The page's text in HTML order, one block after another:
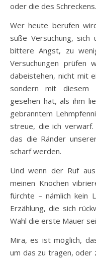
oder die des Schreckens.
Wer heute berufen
süße Versuchung, sich
bittere Angst, zu
Versuchungen prüfen
dabeistehen, nicht mit
sondern mit diesem
gesehen hat, als ihm
gebranntem
streue, die ich
das die Ränder
scharf werden.
Und wenn der Ruf
meinen Knochen
fürchte – nämlich kein
Erzählung, die sich
Wahl die erste Mauer
Mira, es ist möglich,
um das zu tragen, oder